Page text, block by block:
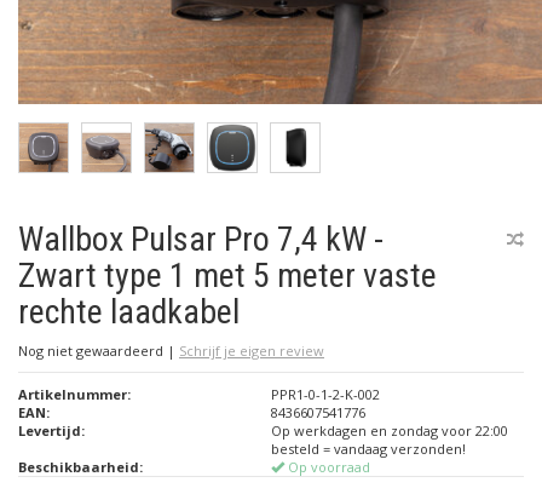
Wallbox Pulsar Pro 7,4 kW -
Zwart type 1 met 5 meter vaste
rechte laadkabel
Nog niet gewaardeerd | Schrijf je eigen review
Artikelnummer:
PPR1-0-1-2-K-002
EAN:
8436607541776
Levertijd:
Op werkdagen en zondag voor 22:00
besteld = vandaag verzonden!
Beschikbaarheid:
Op voorraad